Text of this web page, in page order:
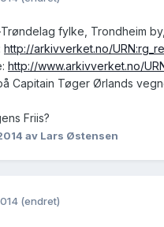
fylke, Trondheim
http://arkivverket.no/
http://www.arkivverket.no/
Capitain Tøger Ørlands
Friis?
av Lars Østensen
(endret)